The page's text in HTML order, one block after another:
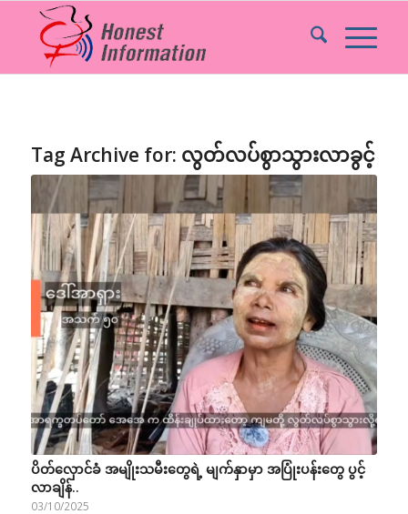
Tag Archive for: လွတ်လပ်စွာသွားလာခွင့်
ပိတ်လှောင်ခံ အမျိုးသမီးတွေရဲ့ မျက်နှာမှာ အပြုံးပန်းတွေ ပွင့်
လာချိန်..
03/10/2025